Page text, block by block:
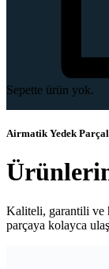
Sepette ürün yok.
Airmatik Yedek
Kaliteli, garantili ve
parçaya kolayca